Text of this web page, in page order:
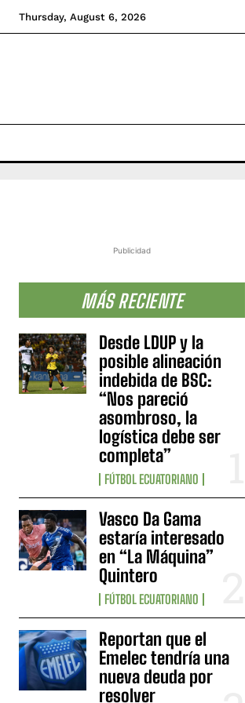
Thursday, August 6, 2026
Publicidad
MÁS RECIENTE
Desde LDUP y la
posible alineación
indebida de BSC:
“Nos pareció
asombroso, la
logística debe ser
completa”
FÚTBOL ECUATORIANO
Vasco Da Gama
estaría interesado
en “La Máquina”
Quintero
FÚTBOL ECUATORIANO
Reportan que el
Emelec tendría una
nueva deuda por
resolver